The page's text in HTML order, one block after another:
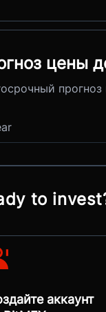
цены
to
аккаунт